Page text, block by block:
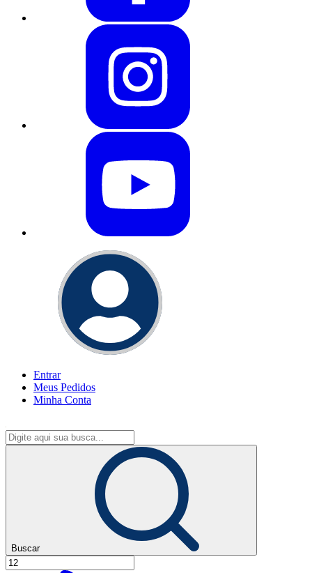
Entrar
Meus Pedidos
Minha Conta
Buscar